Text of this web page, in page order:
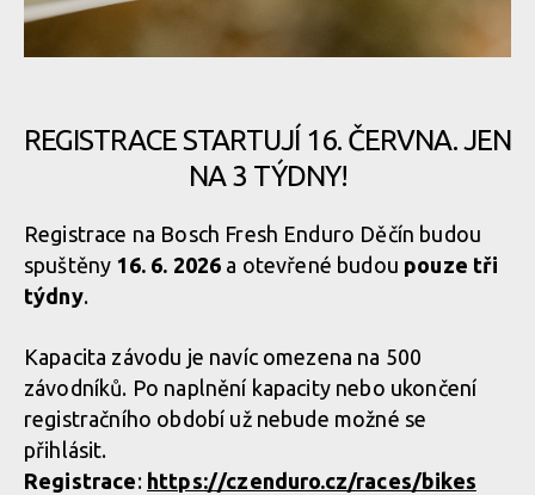
REGISTRACE STARTUJÍ 16. ČERVNA. JEN
NA 3 TÝDNY!
Registrace na Bosch Fresh Enduro Děčín budou
spuštěny 16. 6. 2026 a otevřené budou pouze tři
týdny.
Kapacita závodu je navíc omezena na 500
závodníků. Po naplnění kapacity nebo ukončení
registračního období už nebude možné se
přihlásit.
Registrace: https://czenduro.cz/races/bikes